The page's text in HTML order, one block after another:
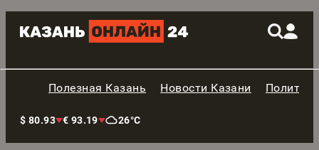
Полезная Казань Новости Казани
$ 80.93 € 93.19 26°C